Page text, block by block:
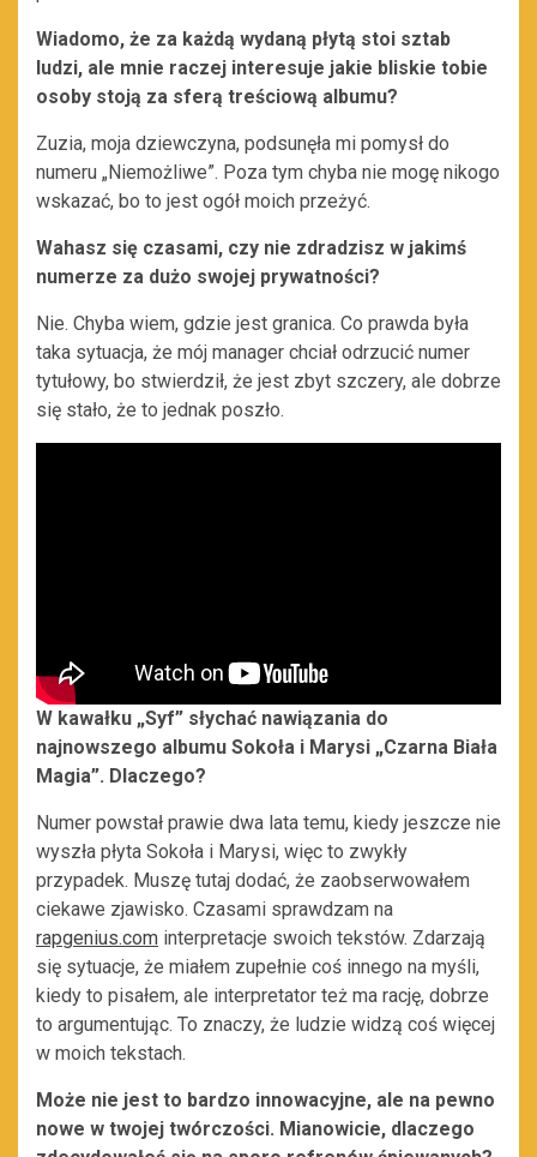
Wiadomo, że za każdą wydaną płytą stoi sztab
ludzi, ale mnie raczej interesuje jakie bliskie tobie
osoby stoją za sferą treściową albumu?
Zuzia, moja dziewczyna, podsunęła mi pomysł do
numeru „Niemożliwe”. Poza tym chyba nie mogę nikogo
wskazać, bo to jest ogół moich przeżyć.
Wahasz się czasami, czy nie zdradzisz w jakimś
numerze za dużo swojej prywatności?
Nie. Chyba wiem, gdzie jest granica. Co prawda była
taka sytuacja, że mój manager chciał odrzucić numer
tytułowy, bo stwierdził, że jest zbyt szczery, ale dobrze
się stało, że to jednak poszło.
W kawałku „Syf” słychać nawiązania do
najnowszego albumu Sokoła i Marysi „Czarna Biała
Magia”. Dlaczego?
Numer powstał prawie dwa lata temu, kiedy jeszcze nie
wyszła płyta Sokoła i Marysi, więc to zwykły
przypadek. Muszę tutaj dodać, że zaobserwowałem
ciekawe zjawisko. Czasami sprawdzam na
rapgenius.com interpretacje swoich tekstów. Zdarzają
się sytuacje, że miałem zupełnie coś innego na myśli,
kiedy to pisałem, ale interpretator też ma rację, dobrze
to argumentując. To znaczy, że ludzie widzą coś więcej
w moich tekstach.
Może nie jest to bardzo innowacyjne, ale na pewno
nowe w twojej twórczości. Mianowicie, dlaczego